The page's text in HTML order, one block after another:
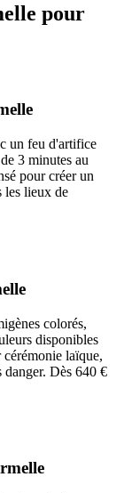
pour
un feu d'artifice
3 minutes au
pour créer un
les lieux de
colorés,
disponibles
laïque,
danger. Dès 640 €